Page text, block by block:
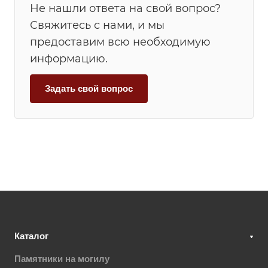
Не нашли ответа на свой вопрос?
Свяжитесь с нами, и мы
предоставим всю необходимую
информацию.
Задать свой вопрос
Каталог
Памятники на могилу